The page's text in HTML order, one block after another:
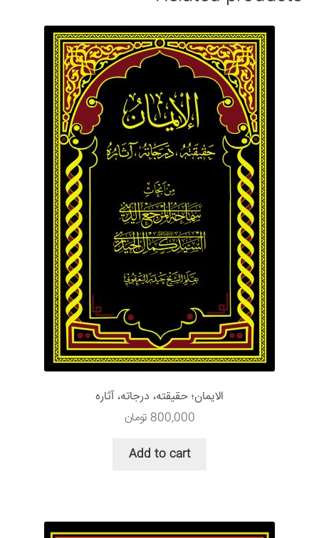
الایمان؛ حقيقته، درجاته، آثاره
800,000 تومان
Add to cart